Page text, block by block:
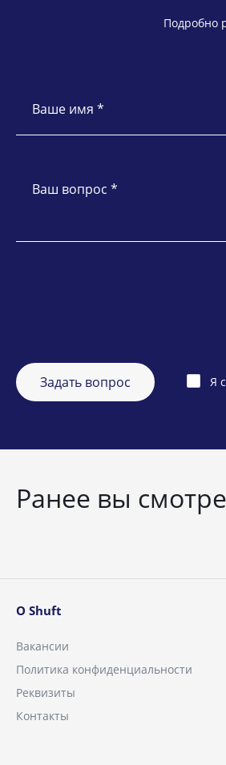
Подробно
Ваше имя *
Ваш вопрос *
Задать вопрос Я
Ранее вы
О Shuft
Вакансии
Политика конфиденциальности
Реквизиты
Контакты